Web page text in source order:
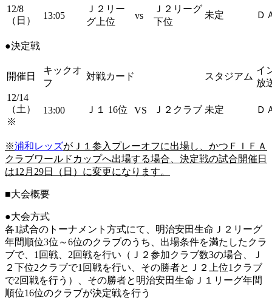
12/8
（日）
13:05
Ｊ２リー
グ上位
vs
Ｊ２リーグ
下位
未定 Ｄ
●決定戦
開催日
キックオ
フ
対戦カード スタジアム
イ
放
12/14
（土）
※
13:00 Ｊ１ 16位 VS Ｊ２クラブ 未定 Ｄ
※浦和レッズがＪ１参入プレーオフに出場し、かつＦＩＦＡ
クラブワールドカップへ出場する場合、決定戦の試合開催日
は12 月29日（日）に変更になります。
■大会概要
●大会方式
各1試合のトーナメント方式にて、明治安田生命Ｊ２リーグ
年間順位3位～6位のクラブのうち、出場条件を満たしたクラ
ブで、1回戦、2回戦を行い（Ｊ２参加クラブ数3の場合、Ｊ
２下位2クラブで1回戦を行い、その勝者とＪ２上位1クラブ
で2回戦を行う）、その勝者と明治安田生命Ｊ１リーグ年間
順位16位のクラブが決定戦を行う